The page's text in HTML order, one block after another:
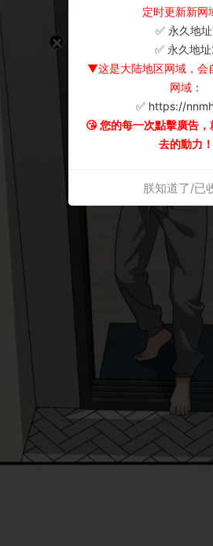
定时更新新网
✅ 永久地址
✅ 永久地
▼这是大陆地区网域，会
网域：
✅ https://
😘 您的每一次點擊廣告
去的動力！
朕知道了/已
×